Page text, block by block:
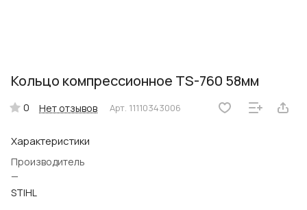
Кольцо компрессионное TS-760 58мм
0 Нет отзывов Арт. 11110343006
Характеристики
Производитель
—
STIHL